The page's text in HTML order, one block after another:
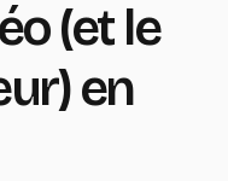
(et le
en